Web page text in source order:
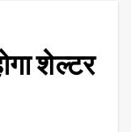
शेल्टर